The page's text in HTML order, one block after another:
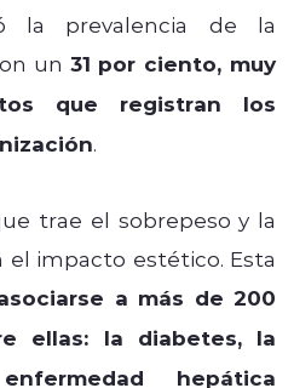
la prevalencia de la
un 31 por ciento, muy
que registran los
.
trae el sobrepeso y la
el impacto estético. Esta
a más de 200
ellas: la diabetes, la
hepática